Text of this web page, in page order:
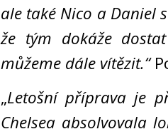
ale také Nico a Daniel
že tým dokáže
můžeme dále vítězit.“
„Letošní příprava je
Chelsea absolvovala